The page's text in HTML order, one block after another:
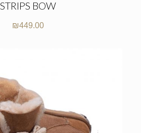
STRIPS BOW
₪449.00